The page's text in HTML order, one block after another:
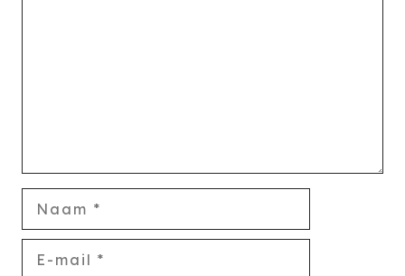
mail